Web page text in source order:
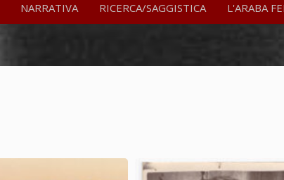
NARRATIVA RICERCA/SAGGISTICA L'ARABA